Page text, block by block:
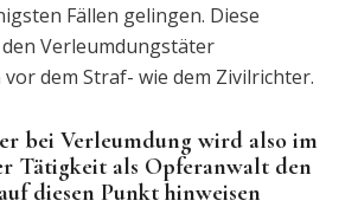
Fällen gelingen. Diese
Verleumdungstäter
dem Straf- wie dem Zivilrichter.
bei Verleumdung wird also im
Tätigkeit als Opferanwalt den
diesen Punkt hinweisen